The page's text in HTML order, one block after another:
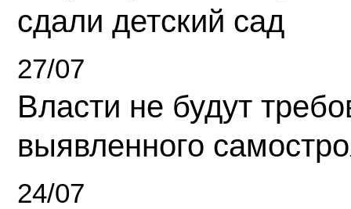
сдали детский сад
27/07
Власти не будут
выявленного
24/07